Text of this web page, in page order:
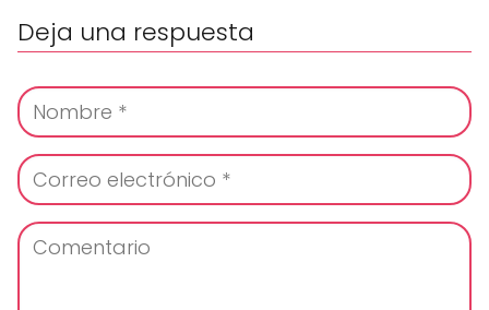
Deja una respuesta